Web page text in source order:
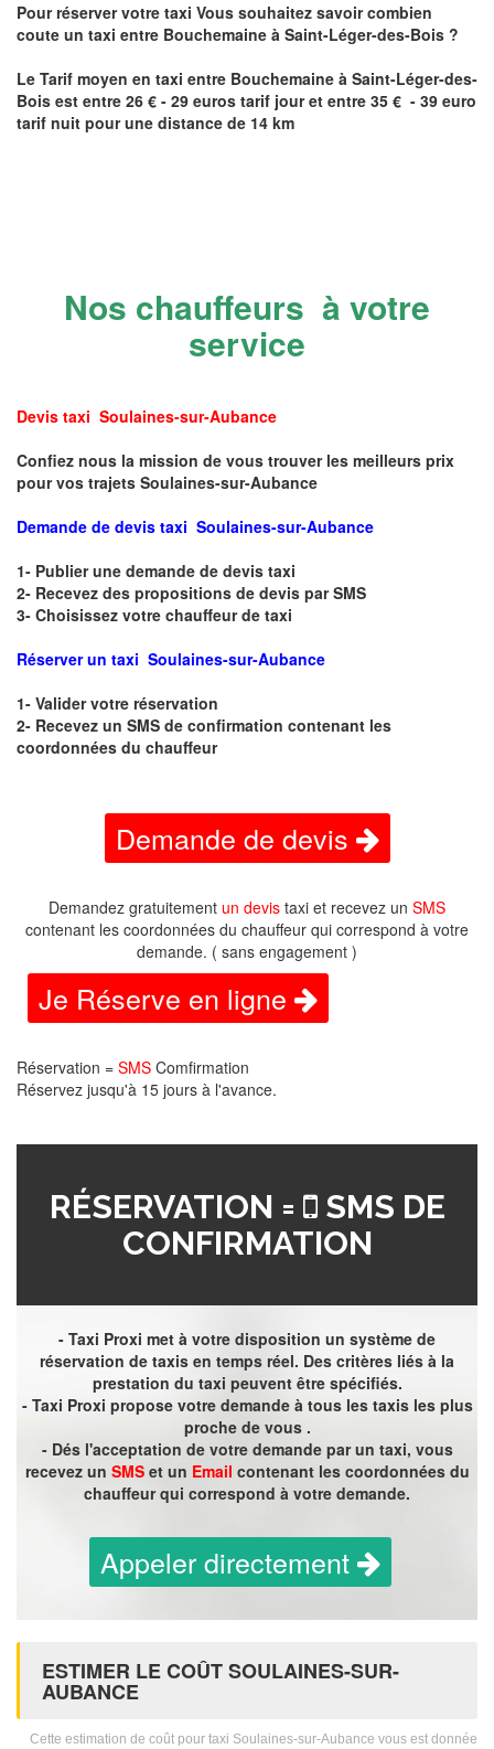
Pour réserver votre taxi Vous souhaitez savoircombien
coute un taxi entre Bouchemaine à Saint-Léger-des-Bois ?
Le Tarif moyen en taxi entre Bouchemaine à Saint-Léger-des-
Bois est entre 26 € - 29 euros tarif jour et entre 35 € - 39 euro
tarif nuit pour une distance de 14 km
Nos chauffeurs à votre
service
Devis taxi Soulaines-sur-Aubance
Confiez nous la mission de vous trouver les meilleurs prix
pour vos trajets Soulaines-sur-Aubance
Demande de devis taxi Soulaines-sur-Aubance
1- Publier une demande de devis taxi
2- Recevez des propositions de devis par SMS
3- Choisissez votre chauffeur de taxi
Réserver un taxi Soulaines-sur-Aubance
1- Valider votre réservation
2- Recevez un SMS de confirmation contenant les
coordonnées du chauffeur
Demande de devis
Demandez gratuitement un devis taxi et recevez un SMS
contenant les coordonnées du chauffeur qui correspond à votre
demande. ( sans engagement )
Je Réserve en ligne
Réservation = SMS Comfirmation
Réservez jusqu'à 15 jours à l'avance.
RÉSERVATION =
SMS DE
CONFIRMATION
- Taxi Proxi met à votre disposition un système de
réservation de taxis en temps réel. Des critères liés à la
prestation du taxi peuvent être spécifiés.
- Taxi Proxi propose votre demande à tous les taxis les plus
proche de vous .
- Dés l'acceptation de votre demande par un taxi, vous
recevez un SMSet un Email contenant les coordonnées du
chauffeur qui correspond à votre demande.
Appeler directement
ESTIMER LE COÛT SOULAINES-SUR-
AUBANCE
Cette estimation de coût pour taxi Soulaines-sur-Aubance vous est donnée